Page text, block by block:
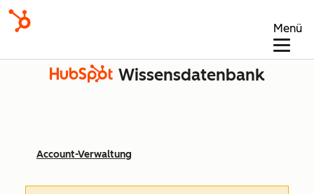
Menü
Wissensdatenbank
Account-Verwaltung